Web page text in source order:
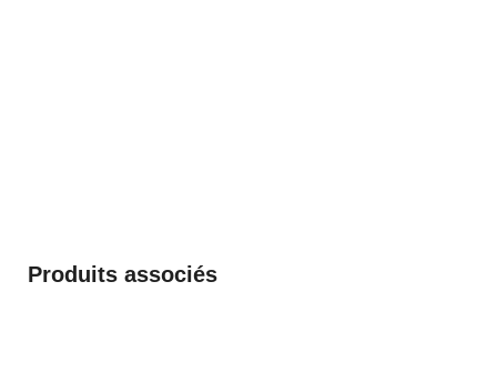
Produits associés